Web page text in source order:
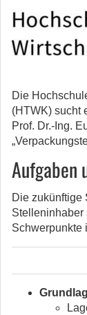
Die
(HTWK) sucht
Prof. Dr.-Ing.
Aufgaben
Die zukünftige
Stelleninhaber
Schwerpunkte